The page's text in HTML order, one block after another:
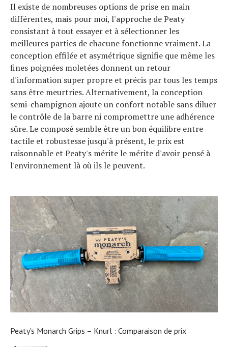
Il existe de nombreuses options de prise en main
différentes, mais pour moi, l'approche de Peaty
consistant à tout essayer et à sélectionner les
meilleures parties de chacune fonctionne vraiment. La
conception effilée et asymétrique signifie que même les
fines poignées moletées donnent un retour
d'information super propre et précis par tous les temps
sans être meurtries. Alternativement, la conception
semi-champignon ajoute un confort notable sans diluer
le contrôle de la barre ni compromettre une adhérence
sûre. Le composé semble être un bon équilibre entre
tactile et robustesse jusqu'à présent, le prix est
raisonnable et Peaty's mérite le mérite d'avoir pensé à
l'environnement là où ils le peuvent.
Peaty's Monarch Grips – Knurl : Comparaison de prix